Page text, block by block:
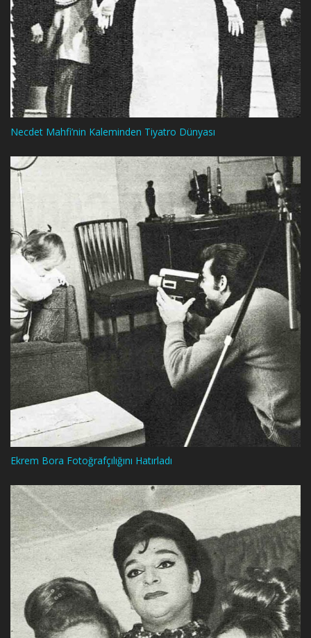
Necdet Mahfi’nin Kaleminden Tiyatro Dünyası
Ekrem Bora Fotoğrafçılığını Hatırladı